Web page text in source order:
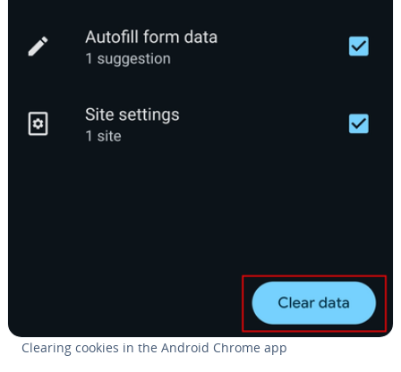
Clearing cookies in the Android Chrome app